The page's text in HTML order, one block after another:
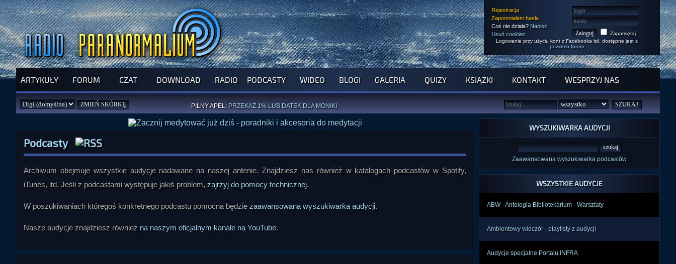
Rejestracja
Zapomniałem hasła
Coś nie działa? Napisz!
Usuń cookies
Zapamiętaj
Logowanie przy użyciu kont z Facebooka itd. dostępne jest z
poziomu forum
ARTYKUŁY FORUM CZAT DOWNLOAD RADIO PODCASTY WIDEO BLOGI GALERIA QUIZY KSIĄŻKI KONTAKT WESPRZYJ NAS
SPRAWDŹ PROGRAM NA NAJBLIŻSZY TYDZIEŃ
JUŻ DZIŚ WYPRÓBUJ NASZE OFICJALNE APLIKACJE
PILNY APEL: PRZEKAŻ 1% LUB DATEK DLA MONIKI
NOWE KSIĄŻKI AUTORSTWAA. MIAZGIID. TRELI
ZAŁOŻPARANORMALNEGO BLOGAI POCZUJ SIĘ JAK REDAKTOR
Podcasty
Archiwum obejmuje wszystkie audycje nadawane na naszej antenie. Znajdziesz nas również w katalogach podcastów w Spotify,
iTunes, itd. Jeśli z podcastami występuje jakiś problem, zajrzyj do pomocy technicznej.
W poszukiwaniach któregoś konkretnego podcastu pomocna będzie zaawansowana wyszukiwarka audycji.
Nasze audycje znajdziesz również na naszym oficjalnym kanale na YouTube.
WYSZUKIWARKA AUDYCJI
Zaawansowana wyszukiwarka podcastów
WSZYSTKIE AUDYCJE
ABW - Antologia Bibliotekarium - Warsztaty
Ambientowy wieczór - playlisty z audycji
Audycje specjalne Portalu INFRA